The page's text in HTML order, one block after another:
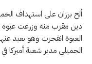
ألح برزان على استهداف
دين مقرب منه وزرعت عبوة
العبوة انفجرت وهو بعيد
الجميلي مدير شعبة أميركا